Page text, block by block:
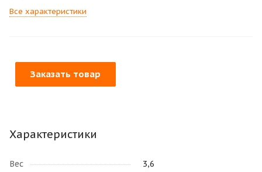
Все характеристики
Заказать товар
Характеристики
Вес
3,6